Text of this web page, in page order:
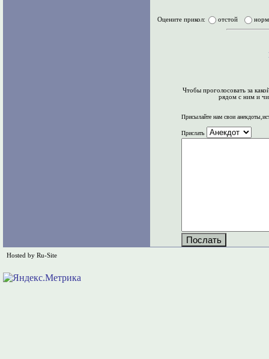
Оцените прикол: отстой
Чтобы проголосовать за
рядом с ним и
Присылайте нам свои
Прислать
Hosted by Ru-Site